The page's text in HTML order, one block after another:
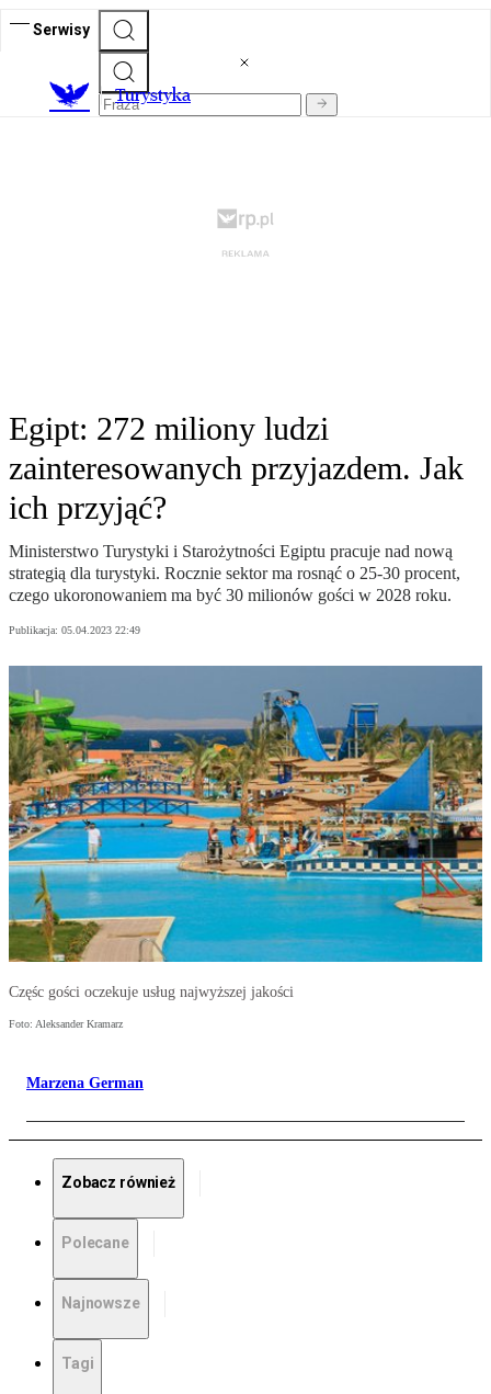
Serwisy
Turystyka
Egipt: 272 miliony ludzi
zainteresowanych przyjazdem. Jak
ich przyjąć?
Ministerstwo Turystyki i Starożytności Egiptu pracuje nad nową
strategią dla turystyki. Rocznie sektor ma rosnąć o 25-30 procent,
czego ukoronowaniem ma być 30 milionów gości w 2028 roku.
Publikacja: 05.04.2023 22:49
Częśc gości oczekuje usług najwyższej jakości
Foto: Aleksander Kramarz
Marzena German
Zobacz również
Polecane
Najnowsze
Tagi